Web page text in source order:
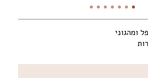
ומהגוני